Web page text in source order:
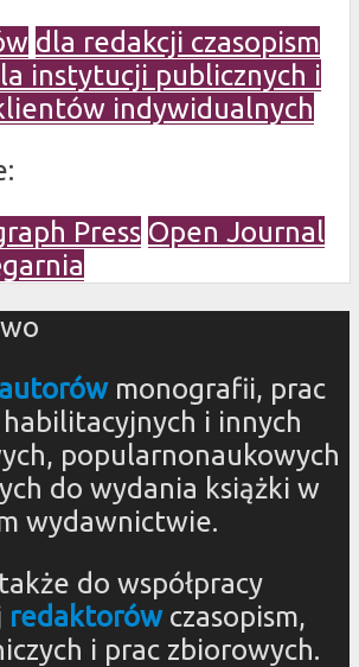
dla redakcji czasopism
instytucji publicznych i
indywidualnych
Press Open Journal
autorówmonografii, prac
i innych
popularnonaukowych
do wydania książki w
wydawnictwie.
do współpracy
redaktorówczasopism,
i prac zbiorowych.